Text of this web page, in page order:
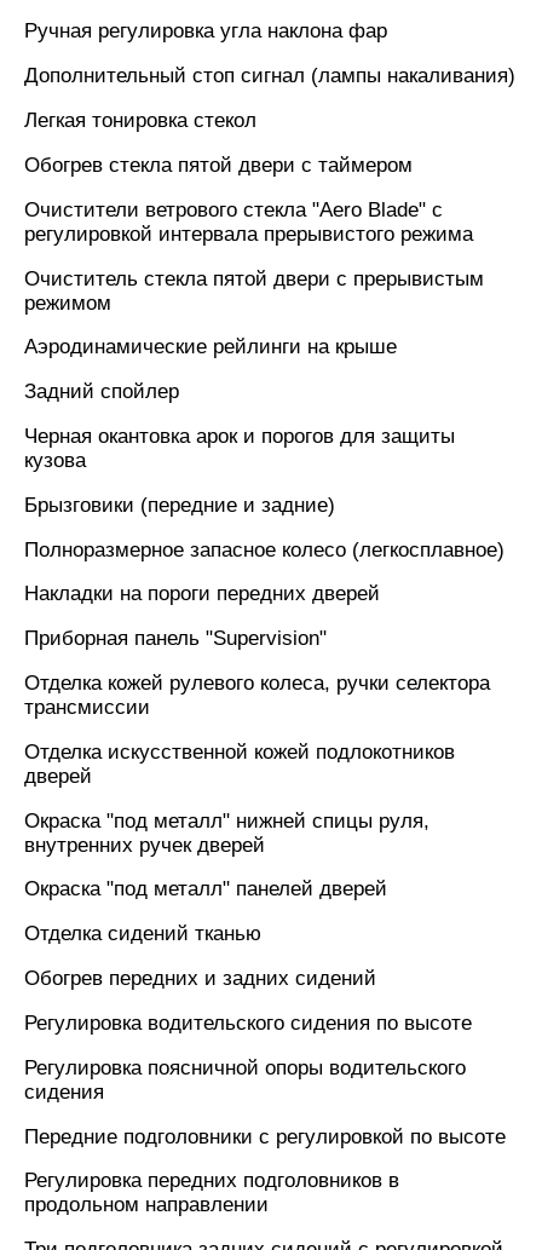
Ручная регулировка угла наклона фар
Дополнительный стоп сигнал (лампы накаливания)
Легкая тонировка стекол
Обогрев стекла пятой двери с таймером
Очистители ветрового стекла "Aero Blade" с
регулировкой интервала прерывистого режима
Очиститель стекла пятой двери с прерывистым
режимом
Аэродинамические рейлинги на крыше
Задний спойлер
Черная окантовка арок и порогов для защиты
кузова
Брызговики (передние и задние)
Полноразмерное запасное колесо (легкосплавное)
Накладки на пороги передних дверей
Приборная панель "Supervision"
Отделка кожей рулевого колеса, ручки селектора
трансмиссии
Отделка искусственной кожей подлокотников
дверей
Окраска "под металл" нижней спицы руля,
внутренних ручек дверей
Окраска "под металл" панелей дверей
Отделка сидений тканью
Обогрев передних и задних сидений
Регулировка водительского сидения по высоте
Регулировка поясничной опоры водительского
сидения
Передние подголовники с регулировкой по высоте
Регулировка передних подголовников в
продольном направлении